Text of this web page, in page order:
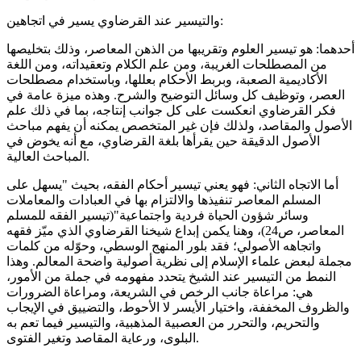
والتيسير عند القرضاوي يسير في اتجاهين:
أحدهما: هو تيسير العلوم وتقريبها من الذهن المعاصر، وذلك بتخليصها
من المصطلحات الغريبة، ومن علم الكلام وتعقيداته، ومن اللغة
الأكاديمية الصعبة، وبربط الأحكام بعللها، وباستخدام مصطلحات
العصر، وتوظيف كل وسائل التوضيح والشرح. وهذه ميزة عامة في
فكر القرضاوي انعكست على كل جوانب إنتاجه، بما في ذلك علم
الأصول والمقاصد، ولذلك فإن غير المتخصص يمكنه أن يفهم مباحث
الأصول الدقيقة حين يقرأها بلغة القرضاوي، مع أنه يخوض في
المباحث العالية.
أما الاتجاه الثاني: فهو يعني تيسير أحكام الفقه، بحيث "يسهل على
المسلم المعاصر تنفيذها والالتزام بها في العبادات والمعاملات
وسائر شؤون الحياة فردية واجتماعية"(تيسير الفقه للمسلم
المعاصر، ص24)، وهنا يكمن إبداع شيخنا القرضاوي الذي ميّز فقهه
واتجاهه الأصولي؛ فقد بلور المنهج الوسطي، وحوّله من كلمات
مجملة لبعض علماء الإسلام إلى نظرية أصولية واضحة المعالم. وهذا
النمط من التيسير عند الشيخ يتحدد مفهومه في جملة من الأمور،
هي: مراعاة جانب الرخص في الشريعة، ومراعاة الضرورات
والظروف المخففة، واختيار الأيسر لا الأحوط، والتضييق في الإيجاب
والتحريم، والتحرر من العصبية المذهبية، والتيسير فيما تعم به
البلوى، ورعاية المقاصد وتغير الفتوى.